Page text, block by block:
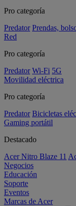
Pro categoría
Predator Prendas,
Red
Pro categoría
Predator Wi-Fi 5G
Movilidad eléctrica
Pro categoría
Predator Bicicletas
Gaming portátil
Destacado
Acer Nitro Blaze 11
Negocios
Educación
Soporte
Eventos
Marcas de Acer